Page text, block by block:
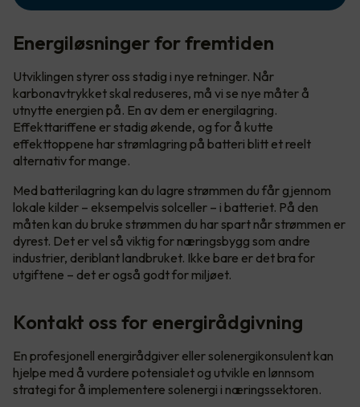
Energiløsninger for fremtiden
Utviklingen styrer oss stadig i nye retninger. Når
karbonavtrykket skal reduseres, må vi se nye måter å
utnytte energien på. En av dem er energilagring.
Effekttariffene er stadig økende, og for å kutte
effekttoppene har strømlagring på batteri blitt et reelt
alternativ for mange.
Med batterilagring kan du lagre strømmen du får gjennom
lokale kilder – eksempelvis solceller – i batteriet. På den
måten kan du bruke strømmen du har spart når strømmen er
dyrest. Det er vel så viktig for næringsbygg som andre
industrier, deriblant landbruket. Ikke bare er det bra for
utgiftene – det er også godt for miljøet.
Kontakt oss for energirådgivning
En profesjonell energirådgiver eller solenergikonsulent kan
hjelpe med å vurdere potensialet og utvikle en lønnsom
strategi for å implementere solenergi i næringssektoren.